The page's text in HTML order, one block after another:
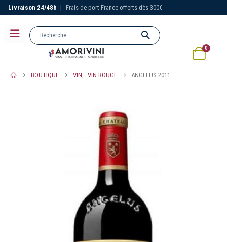
Livraison 24/48h | Frais de port France offerts dès 300€
0
BOUTIQUE VIN, VIN ROUGE ANGELUS 2011